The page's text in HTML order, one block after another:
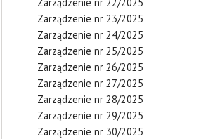
Zarządzenie nr 23/2025
Zarządzenie nr 24/2025
Zarządzenie nr 25/2025
Zarządzenie nr 26/2025
Zarządzenie nr 27/2025
Zarządzenie nr 28/2025
Zarządzenie nr 29/2025
Zarządzenie nr 30/2025